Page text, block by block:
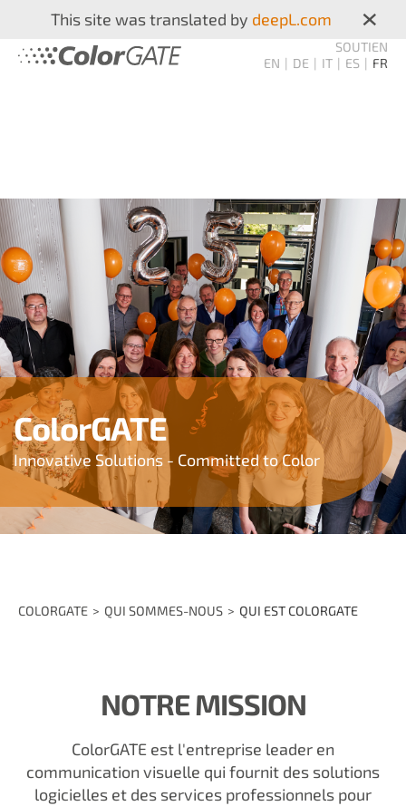
This site was translated by deepL.com ×
SOUTIEN
EN
DE IT ES FR
ColorGATE
Innovative Solutions - Committed to Color
COLORGATE QUI SOMMES-NOUS QUI EST COLORGATE
NOTRE MISSION
ColorGATE est l'entreprise leader en
communication visuelle qui fournit des solutions
logicielles et des services professionnels pour